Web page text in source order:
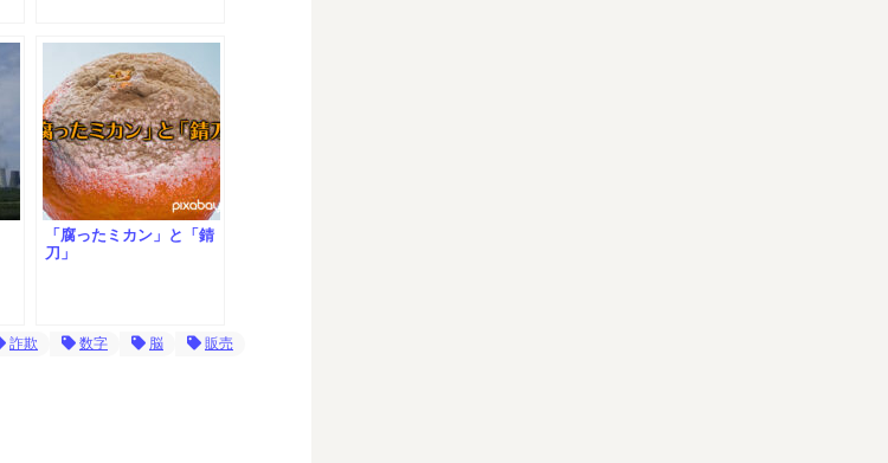
「腐ったミカン」と「錆
刀」
詐欺 数字 脳
販売